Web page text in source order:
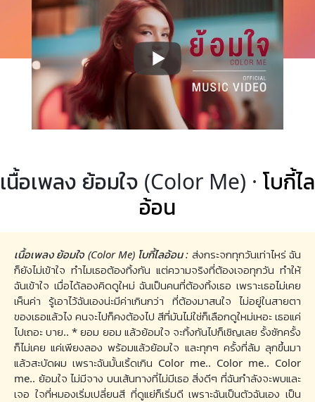
เนื้อเพลง ย้อมใจ (Color Me) · โบกี้ไล
อ้อน
เนื้อเพลง ย้อมใจ (Color Me) โบกี้ไลอ้อน : ส่งกระจกทุกวันเท่าไหร่ ฉัน
ก็ยังไม่เข้าใจ ทำไมเธอต้องทิ้งกัน แต่ความจริงที่ต้องเจอทุกวัน ทำให้
ฉันเข้าใจ เมื่อได้ลองคิดดูใหม่ ฉันเป็นคนที่ต้องทิ้งเธอ เพราะเธอไม่เคย
เห็นค่า รู้เอาไว้ฉันเองน่ะมีค่าเกินกว่า ที่ต้องมาสนใจ ไม่อยู่ในสายตา
ของเธอแล้วไง คนจะไปก็คงต้องไป สีที่มันไม่ใช่ก็เลือกดูใหม่เหอะ เธอแค่
ไปเถอะ บาย.. * ยอม ยอม แล้วย้อมใจ จะทิ้งกันไปก็เชิญเลย รั้งซักครั้ง
ก็ไม่เคย แค่เพียงลอง พร้อมแล้วย้อมใจ และทุกๆ ครั้งที่ล้ม ลุกขึ้นมา
แล้วสะบัดผม เพราะฉันมั้นเริ้ดเกิน Color me.. Color me.. Color
me.. ย้อมใจ ไม่มีจาง บนเส้นทางที่ไม่มีเธอ สิ่งดีๆ ที่ฉันกำลังจะพบและ
เจอ ใจที่หมองเริ่มเปลี่ยนสี ที่ดูแย่ก็เริ่มดี เพราะฉันเป็นตัวฉันเอง เป็น